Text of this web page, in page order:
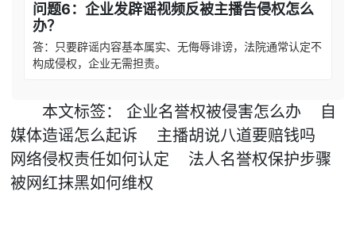
问题6：企业发辟谣视频反被主播告侵权怎么
办？
答：只要辟谣内容基本属实、无侮辱诽谤，法院通常认定不
构成侵权，企业无需担责。
本文标签： 企业名誉权被侵害怎么办
自
媒体造谣怎么起诉
主播胡说八道要赔钱吗
网络侵权责任如何认定
法人名誉权保护步骤
被网红抹黑如何维权